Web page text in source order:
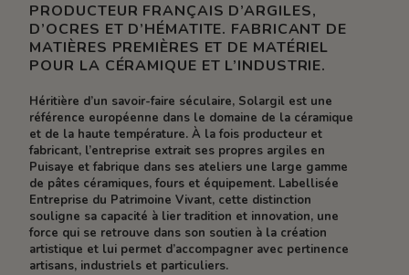
PRODUCTEUR FRANÇAIS D’ARGILES,
D’OCRES ET D’HÉMATITE. FABRICANT DE
MATIÈRES PREMIÈRES ET DE MATÉRIEL
POUR LA CÉRAMIQUE ET L’INDUSTRIE.
Héritière d’un savoir-faire séculaire, Solargil est une
référence européenne dans le domaine de la céramique
et de la haute température. À la fois producteur et
fabricant, l’entreprise extrait ses propres argiles en
Puisaye et fabrique dans ses ateliers une large gamme
de pâtes céramiques, fours et équipement. Labellisée
Entreprise du Patrimoine Vivant, cette distinction
souligne sa capacité à lier tradition et innovation, une
force qui se retrouve dans son soutien à la création
artistique et lui permet d’accompagner avec pertinence
artisans, industriels et particuliers.